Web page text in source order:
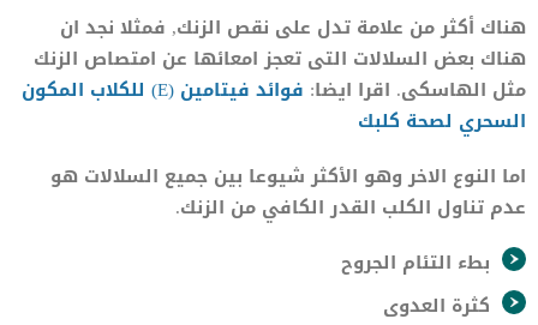
هناك أكثر من علامة تدل على نقص الزنك, فمثلا نجد ان
هناك بعض السلالات التى تعجز امعائها عن امتصاص الزنك
مثل الهاسكى. اقرا ايضا:
فوائد فيتامين (E) للكلاب المكون
السحري لصحة كلبك
اما النوع الاخر وهو الأكثر شيوعا بين جميع السلالات هو
عدم تناول الكلب القدر الكافي من الزنك.
بطء التئام الجروح
كثرة العدوى